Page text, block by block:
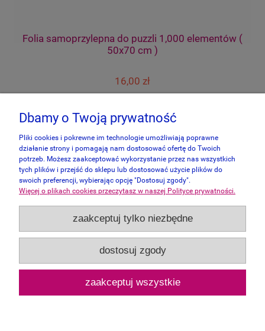
Folia samoprzylepna do puzzli 1,000 elementów (
50x70 cm )
16,00 zł
Informacje
Panel Klienta
Zakupy
Pomoc
Dbamy o Twoją prywatność
Pliki cookies i pokrewne im technologie umożliwiają poprawne
działanie strony i pomagają nam dostosować ofertę do Twoich
potrzeb. Możesz zaakceptować wykorzystanie przez nas wszystkich
tych plików i przejść do sklepu lub dostosować użycie plików do
swoich preferencji, wybierając opcję "Dostosuj zgody".
Więcej o plikach cookies przeczytasz w naszej Polityce prywatności.
zaakceptuj tylko niezbędne
dostosuj zgody
zaakceptuj wszystkie